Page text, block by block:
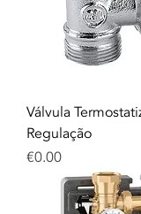
Válvula
Regulação
Price
€0.00